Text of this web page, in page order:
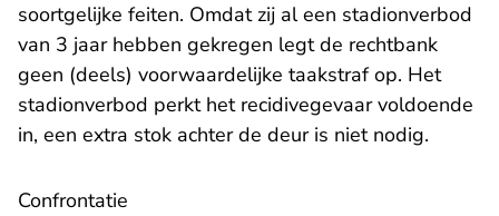
soortgelijke feiten. Omdat zij al een stadionverbod
van 3 jaar hebben gekregen legt de rechtbank
geen (deels) voorwaardelijke taakstraf op. Het
stadionverbod perkt het recidivegevaar voldoende
in, een extra stok achter de deur is niet nodig.
Confrontatie